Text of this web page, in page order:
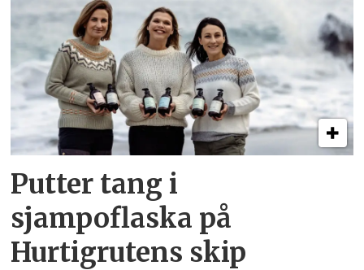
Putter tang i
sjampoflaska på
Hurtigrutens skip